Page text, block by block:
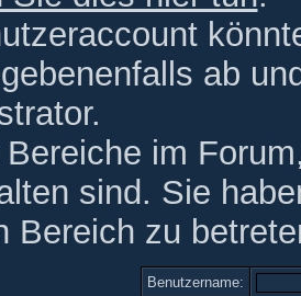
ab
im
sind. Sie
Bereich zu
Benutzername: